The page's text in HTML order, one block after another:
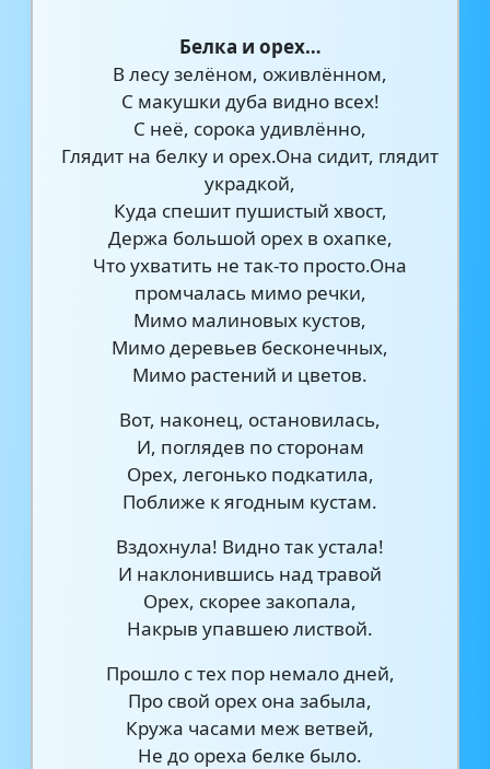
Белка и орех…
В лесу зелёном, оживлённом,
С макушки дуба видно всех!
С неё, сорока удивлённо,
Глядит на белку и орех.Она сидит, глядит
украдкой,
Куда спешит пушистый хвост,
Держа большой орех в охапке,
Что ухватить не так-то просто.Она
промчалась мимо речки,
Мимо малиновых кустов,
Мимо деревьев бесконечных,
Мимо растений и цветов.
Вот, наконец, остановилась,
И, поглядев по сторонам
Орех, легонько подкатила,
Поближе к ягодным кустам.
Вздохнула! Видно так устала!
И наклонившись над травой
Орех, скорее закопала,
Накрыв упавшею листвой.
Прошло с тех пор немало дней,
Про свой орех она забыла,
Кружа часами меж ветвей,
Не до ореха белке было.